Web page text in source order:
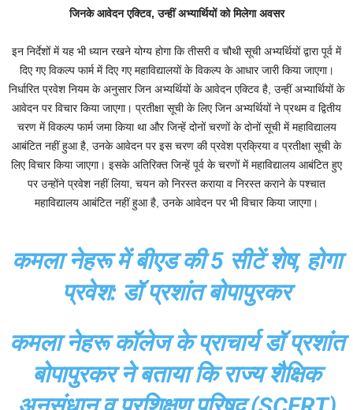
जिनके आवेदन एक्टिव, उन्हीं अभ्यार्थियों को मिलेगा अवसर
इन निर्देशों में यह भी ध्यान रखने योग्य होगा कि तीसरी व चौथी सूची अभ्यर्थियों द्वारा पूर्व में
दिए गए विकल्प फार्म में दिए गए महाविद्यालयों के विकल्प के आधार जारी किया जाएगा।
निर्धारित प्रवेश नियम के अनुसार जिन अभ्यर्थियों के आवेदन एक्टिव है, उन्हीं अभ्यार्थियों के
आवेदन पर विचार किया जाएगा। प्रतीक्षा सूची के लिए जिन अभ्यर्थियों ने प्रथम व द्वितीय
चरण में विकल्प फार्म जमा किया था और जिन्हें दोनों चरणों के दोनों सूची में महाविद्यालय
आबंटित नहीं हुआ है, उनके आवेदन पर इस चरण की प्रवेश प्रक्रिया व प्रतीक्षा सूची के
लिए विचार किया जाएगा। इसके अतिरिक्त जिन्हें पूर्व के चरणों में महाविद्यालय आबंटित हुए
पर उन्होंने प्रवेश नहीं लिया, चयन को निरस्त कराया व निरस्त कराने के पश्चात
महाविद्यालय आबंटित नहीं हुआ है, उनके आवेदन पर भी विचार किया जाएगा।
कमला नेहरू में बीएड की 5 सीटें शेष, होगा
प्रवेश: डॉ प्रशांत बोपापुरकर
कमला नेहरू कॉलेज के प्राचार्य डॉ प्रशांत
बोपापुरकर ने बताया कि राज्य शैक्षिक